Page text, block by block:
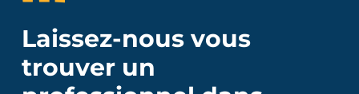
Laissez-nous vous
trouver un